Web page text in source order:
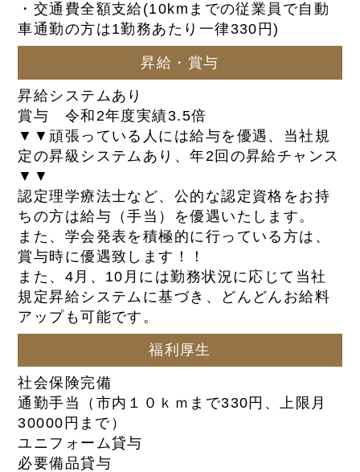
・交通費全額支給(10kmまでの従業員で自動
車通勤の方は1勤務あたり一律330円)
昇給・賞与
昇給システムあり
賞与 令和2年度実績3.5倍
▼▼頑張っている人には給与を優遇、当社規
定の昇級システムあり、年2回の昇給チャンス
▼▼
認定理学療法士など、公的な認定資格をお持
ちの方は給与（手当）を優遇いたします。
また、学会発表を積極的に行っている方は、
賞与時に優遇致します！！
また、4月、10月には勤務状況に応じて当社
規定昇給システムに基づき、どんどんお給料
アップも可能です。
福利厚生
社会保険完備
通勤手当（市内１０ｋｍまで330円、上限月
30000円まで）
ユニフォーム貸与
必要備品貸与